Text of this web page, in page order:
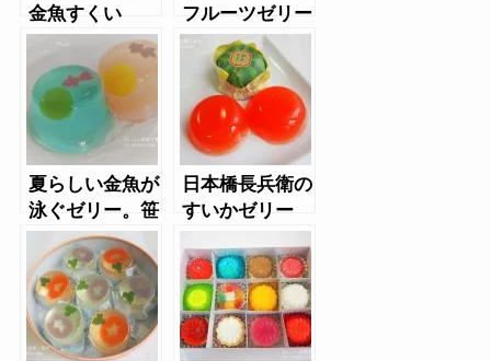
金魚すくい
フルーツゼリー
夏らしい金魚が
泳ぐゼリー。笹
屋伊織の金魚ゼ
リー
日本橋長兵衛の
すいかゼリー